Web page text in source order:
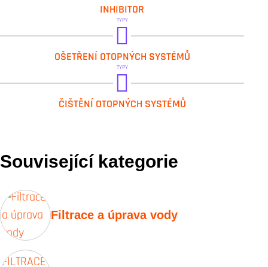
GEL.LONG LIFE 100 TEST
GEL.TEST KIT INHIBITOR
INHIBITOR
TYPY
GEL.TEST KIT BIO
OŠETŘENÍ OTOPNÝCH SYSTÉMŮ
TYPY
ČIŠTĚNÍ OTOPNÝCH SYSTÉMŮ
Související kategorie
Filtrace a úprava vody